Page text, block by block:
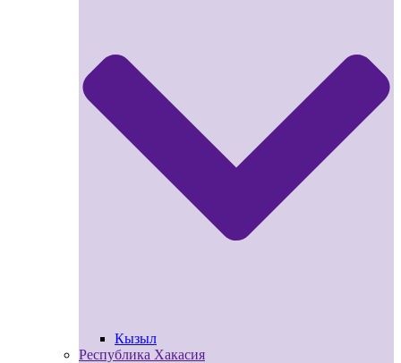
Кызыл
Республика Хакасия